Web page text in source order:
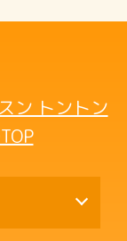
ン トントン